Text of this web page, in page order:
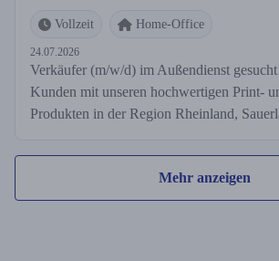
Vollzeit Home-Office
24.07.2026
Verkäufer (m/w/d) im Außendienst
Kunden mit unseren hochwertigen Print-
Produkten in der Region Rheinland,
Mehr anzeigen